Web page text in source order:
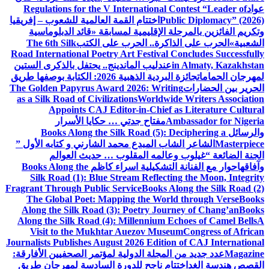
Regulations for the V
اختتام القمة العالمية للشعوب – إفريقيا
لمسابقة «قائد الدبلوماسية
الحرب على الكتب The 6th Silk
Road International Poetry Art
الماندينج.. يحتفل بالذكرى الستين
جائزة البردية الذهبية 2026: الكتابة بوصفها طريق
The Golden Papyrus Award 2026:
as a Silk Road of Civilizations
Appoints CAJ Editor-in-
جدتي … حكايا الأسرار
Books Along the Silk Road
محمد الشارني و كتابه الأول ”
المقلوب … حديث العوالم
اسراء كاظمBooks Along the
Silk Road (1): Blue Stream
Fragrant Through Public Service
The Global Poet: Mapping the
Along the Silk Road (3): Poetry
Along the Silk Road (4):
Visit to the Mukhtar Auezov
Journalists Publishes August 2026
الدولية لمؤتمر الصحفيين الأفارقة:
ناجح للدورة السادسة لمهرجان طريق